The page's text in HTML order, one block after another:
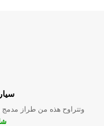
وتتراوح هذه من طراز مدمج